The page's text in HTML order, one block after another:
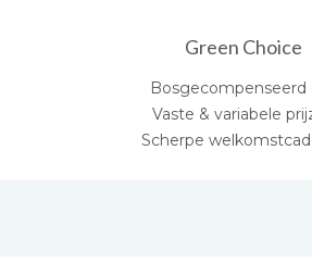
Green Choice
Bosgecompenseerd
Vaste & variabele
Scherpe